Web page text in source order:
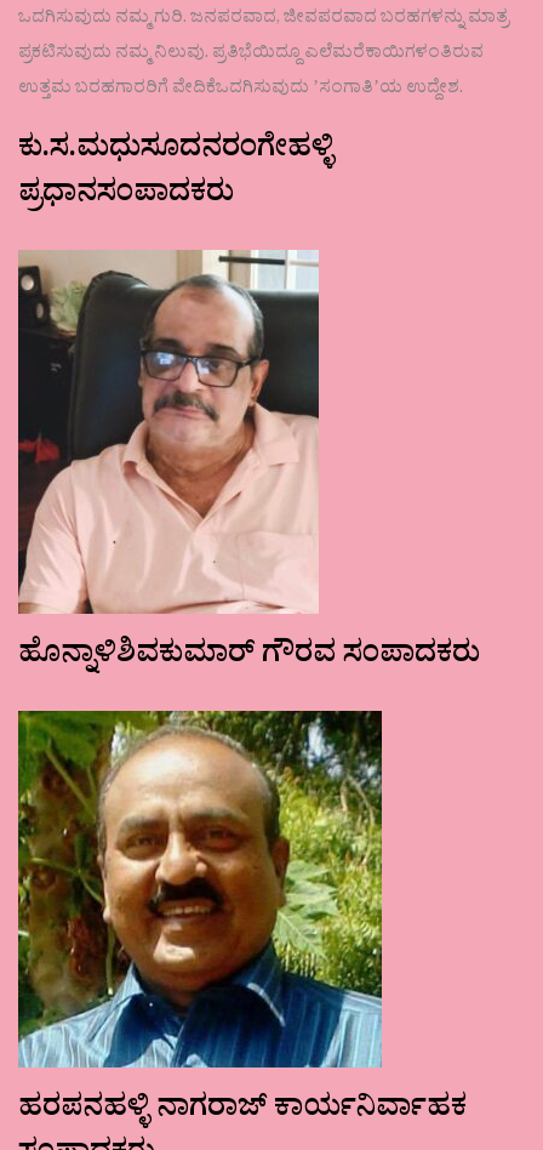
ಒದಗಿಸುವುದು ನಮ್ಮ ಗುರಿ. ಜನಪರವಾದ, ಜೀವಪರವಾದ ಬರಹಗಳನ್ನು ಮಾತ್ರ
ಪ್ರಕಟಿಸುವುದು ನಮ್ಮ ನಿಲುವು. ಪ್ರತಿಭೆಯಿದ್ದೂ ಎಲೆಮರೆಕಾಯಿಗಳಂತಿರುವ
ಉತ್ತಮ ಬರಹಗಾರರಿಗೆ ವೇದಿಕೆಒದಗಿಸುವುದು ʼಸಂಗಾತಿʼಯ ಉದ್ದೇಶ.
ಕು.ಸ.ಮಧುಸೂದನರಂಗೇಹಳ್ಳಿ
ಪ್ರಧಾನಸಂಪಾದಕರು
ಹೊನ್ನಾಳಿಶಿವಕುಮಾರ್ ಗೌರವ ಸಂಪಾದಕರು
ಹರಪನಹಳ್ಳಿ ನಾಗರಾಜ್ ಕಾರ್ಯನಿರ್ವಾಹಕ